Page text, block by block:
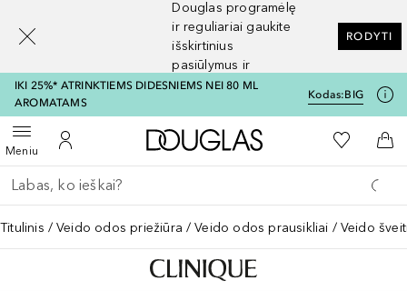
Douglas programėlę
ir reguliariai gaukite
išskirtinius
pasiūlymus ir
nuolaidas
RODYTI
IKI 25%* ATRINKTIEMS DIDESNIEMS NEI 80 ML
AROMATAMS
Kodas:BIG
MeniuAtidaryti meniuĮ mano paskyrą
Į Douglas pagrindinį
Į mano
Į
Grįžk atgal
Vykdykite paiešką
Titulinis Veido odos priežiūra Veido odos prausikliai Veido
[navigation.slideout.screenreader]